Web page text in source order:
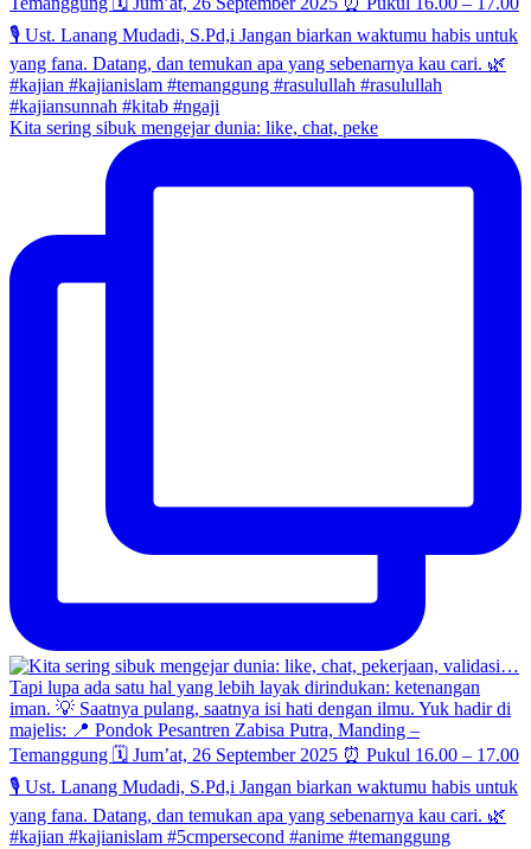
Kita sering sibuk mengejar dunia: like, chat, peke